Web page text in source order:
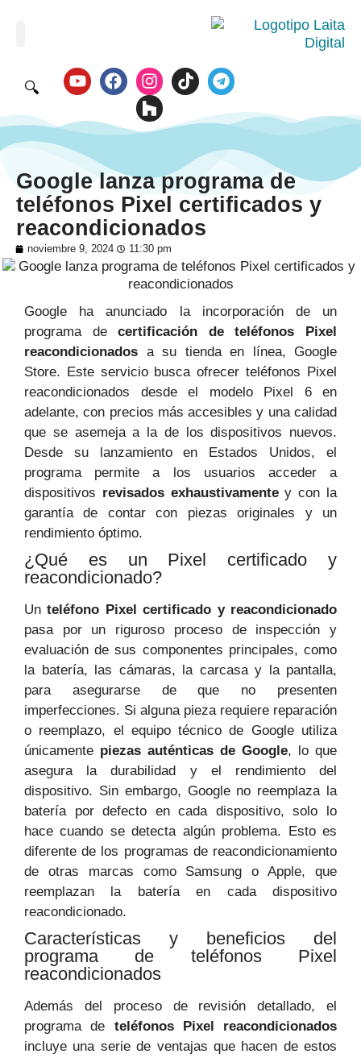
🔍
Google lanza programa de
teléfonos Pixel certificados y
reacondicionados
noviembre 9, 2024 11:30 pm
Google ha anunciado la incorporación de un
programa decertificación de teléfonos Pixel
reacondicionados a su tienda en línea, Google
Store. Este servicio busca ofrecer teléfonos Pixel
reacondicionados desde el modelo Pixel 6 en
adelante, con precios más accesibles y una calidad
que se asemeja a la de los dispositivos nuevos.
Desde su lanzamiento en Estados Unidos, el
programa permite a los usuarios acceder a
dispositivos revisados exhaustivamentey con la
garantía de contar con piezas originales y un
rendimiento óptimo.
¿Qué es un Pixel certificado y
reacondicionado?
Unteléfono Pixel certificado y reacondicionado
pasa por un riguroso proceso de inspección y
evaluación de sus componentes principales, como
la batería, las cámaras, la carcasa y la pantalla,
para asegurarse de que no presenten
imperfecciones. Si alguna pieza requiere reparación
o reemplazo, el equipo técnico de Google utiliza
únicamente piezas auténticas de Google, lo que
asegura la durabilidad y el rendimiento del
dispositivo. Sin embargo, Google no reemplaza la
batería por defecto en cada dispositivo, solo lo
hace cuando se detecta algún problema. Esto es
diferente de los programas de reacondicionamiento
de otras marcas como Samsung o Apple, que
reemplazan la batería en cada dispositivo
reacondicionado.
Características y beneficios del
programa de teléfonos Pixel
reacondicionados
Además del proceso de revisión detallado, el
programa de teléfonos Pixel reacondicionados
incluye una serie de ventajas que hacen de estos